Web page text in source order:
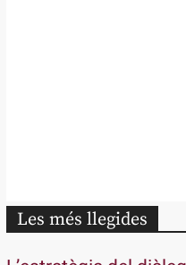
Les més llegides